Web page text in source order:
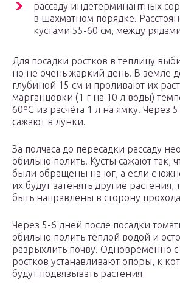
рассаду индетерминантных
в шахматном порядке.
кустами 55-60 см, между
Для посадки ростков в теплицу
но не очень жаркий день. В земле
глубиной 15 см и проливают их
марганцовки (1 г на 10 л воды)
60ºC из расчёта 1 л на ямку. Через
сажают в лунки.
За полчаса до пересадки рассаду
обильно полить. Кусты сажают так,
были обращены на юг, а если с
их будут затенять другие
быть направлены в сторону
Через 5-6 дней после посадки
обильно полить тёплой водой и
разрыхлить почву. Одновременно
ростков устанавливают опоры, к
будут подвязывать растения